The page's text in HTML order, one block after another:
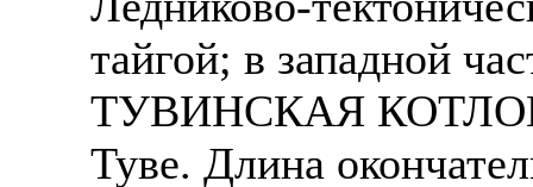
тайгой; в западной
ТУВИНСКАЯ
Туве. Длина